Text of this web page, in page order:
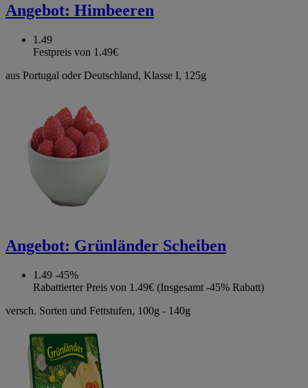
Angebot: Himbeeren
1.49
Festpreis von 1.49€
aus Portugal oder Deutschland, Klasse I, 125g
Angebot: Grünländer Scheiben
1.49 -45%
Rabattierter Preis von 1.49€ (Insgesamt -45% Rabatt)
versch. Sorten und Fettstufen, 100g - 140g